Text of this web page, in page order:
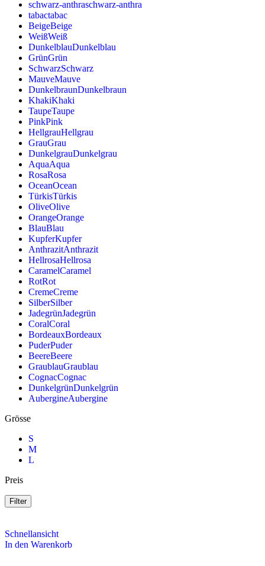
schwarz-anthraschwarz-anthra
tabactabac
BeigeBeige
WeißWeiß
DunkelblauDunkelblau
GrünGrün
SchwarzSchwarz
MauveMauve
DunkelbraunDunkelbraun
KhakiKhaki
TaupeTaupe
PinkPink
HellgrauHellgrau
GrauGrau
DunkelgrauDunkelgrau
AquaAqua
RosaRosa
OceanOcean
TürkisTürkis
OliveOlive
OrangeOrange
BlauBlau
KupferKupfer
AnthrazitAnthrazit
HellrosaHellrosa
CaramelCaramel
RotRot
CremeCreme
SilberSilber
JadegrünJadegrün
CoralCoral
BordeauxBordeaux
PuderPuder
BeereBeere
GraublauGraublau
CognacCognac
DunkelgrünDunkelgrün
AubergineAubergine
Grösse
S
M
L
Preis
Filter
Schnellansicht
In den Warenkorb